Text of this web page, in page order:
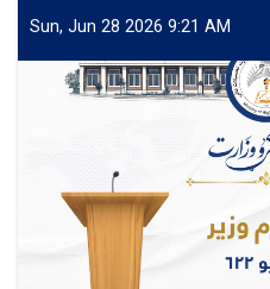
Sun, Jun 28 2026 9:21 AM